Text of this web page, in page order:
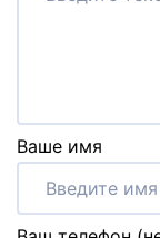
Ваше имя